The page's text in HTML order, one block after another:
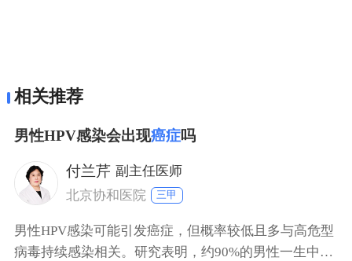
相关推荐
男性HPV感染会出现癌症吗
付兰芹 副主任医师
北京协和医院
三甲
男性HPV感染可能引发癌症，但概率较低且多与高危型
病毒持续感染相关。研究表明，约90%的男性一生中会